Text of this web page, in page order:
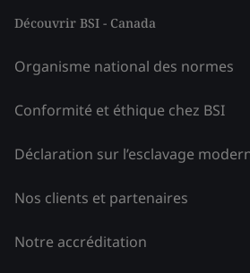
Découvrir BSI - Canada
Organisme national des normes
Conformité et éthique chez BSI
Déclaration sur l’esclavage
Nos clients et partenaires
Notre accréditation